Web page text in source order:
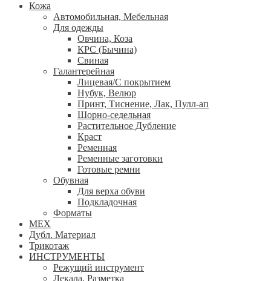
Кожа
Автомобильная, Мебельная
Для одежды
Овчина, Коза
КРС (Бычина)
Свиная
Галантерейная
Лицевая/С покрытием
Нубук, Велюр
Принт, Тиснение, Лак, Пулл-ап
Шорно-седельная
Растительное Дубление
Краст
Ременная
Ременные заготовки
Готовые ремни
Обувная
Для верха обуви
Подкладочная
Форматы
МЕХ
Дубл. Материал
Трикотаж
ИНСТРУМЕНТЫ
Режущий инструмент
Лекала, Разметка